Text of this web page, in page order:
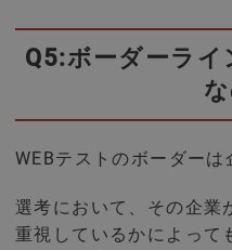
Q5:ボーダーラ
WEBテストのボーダーは
選考において、その企業
重視しているかによって